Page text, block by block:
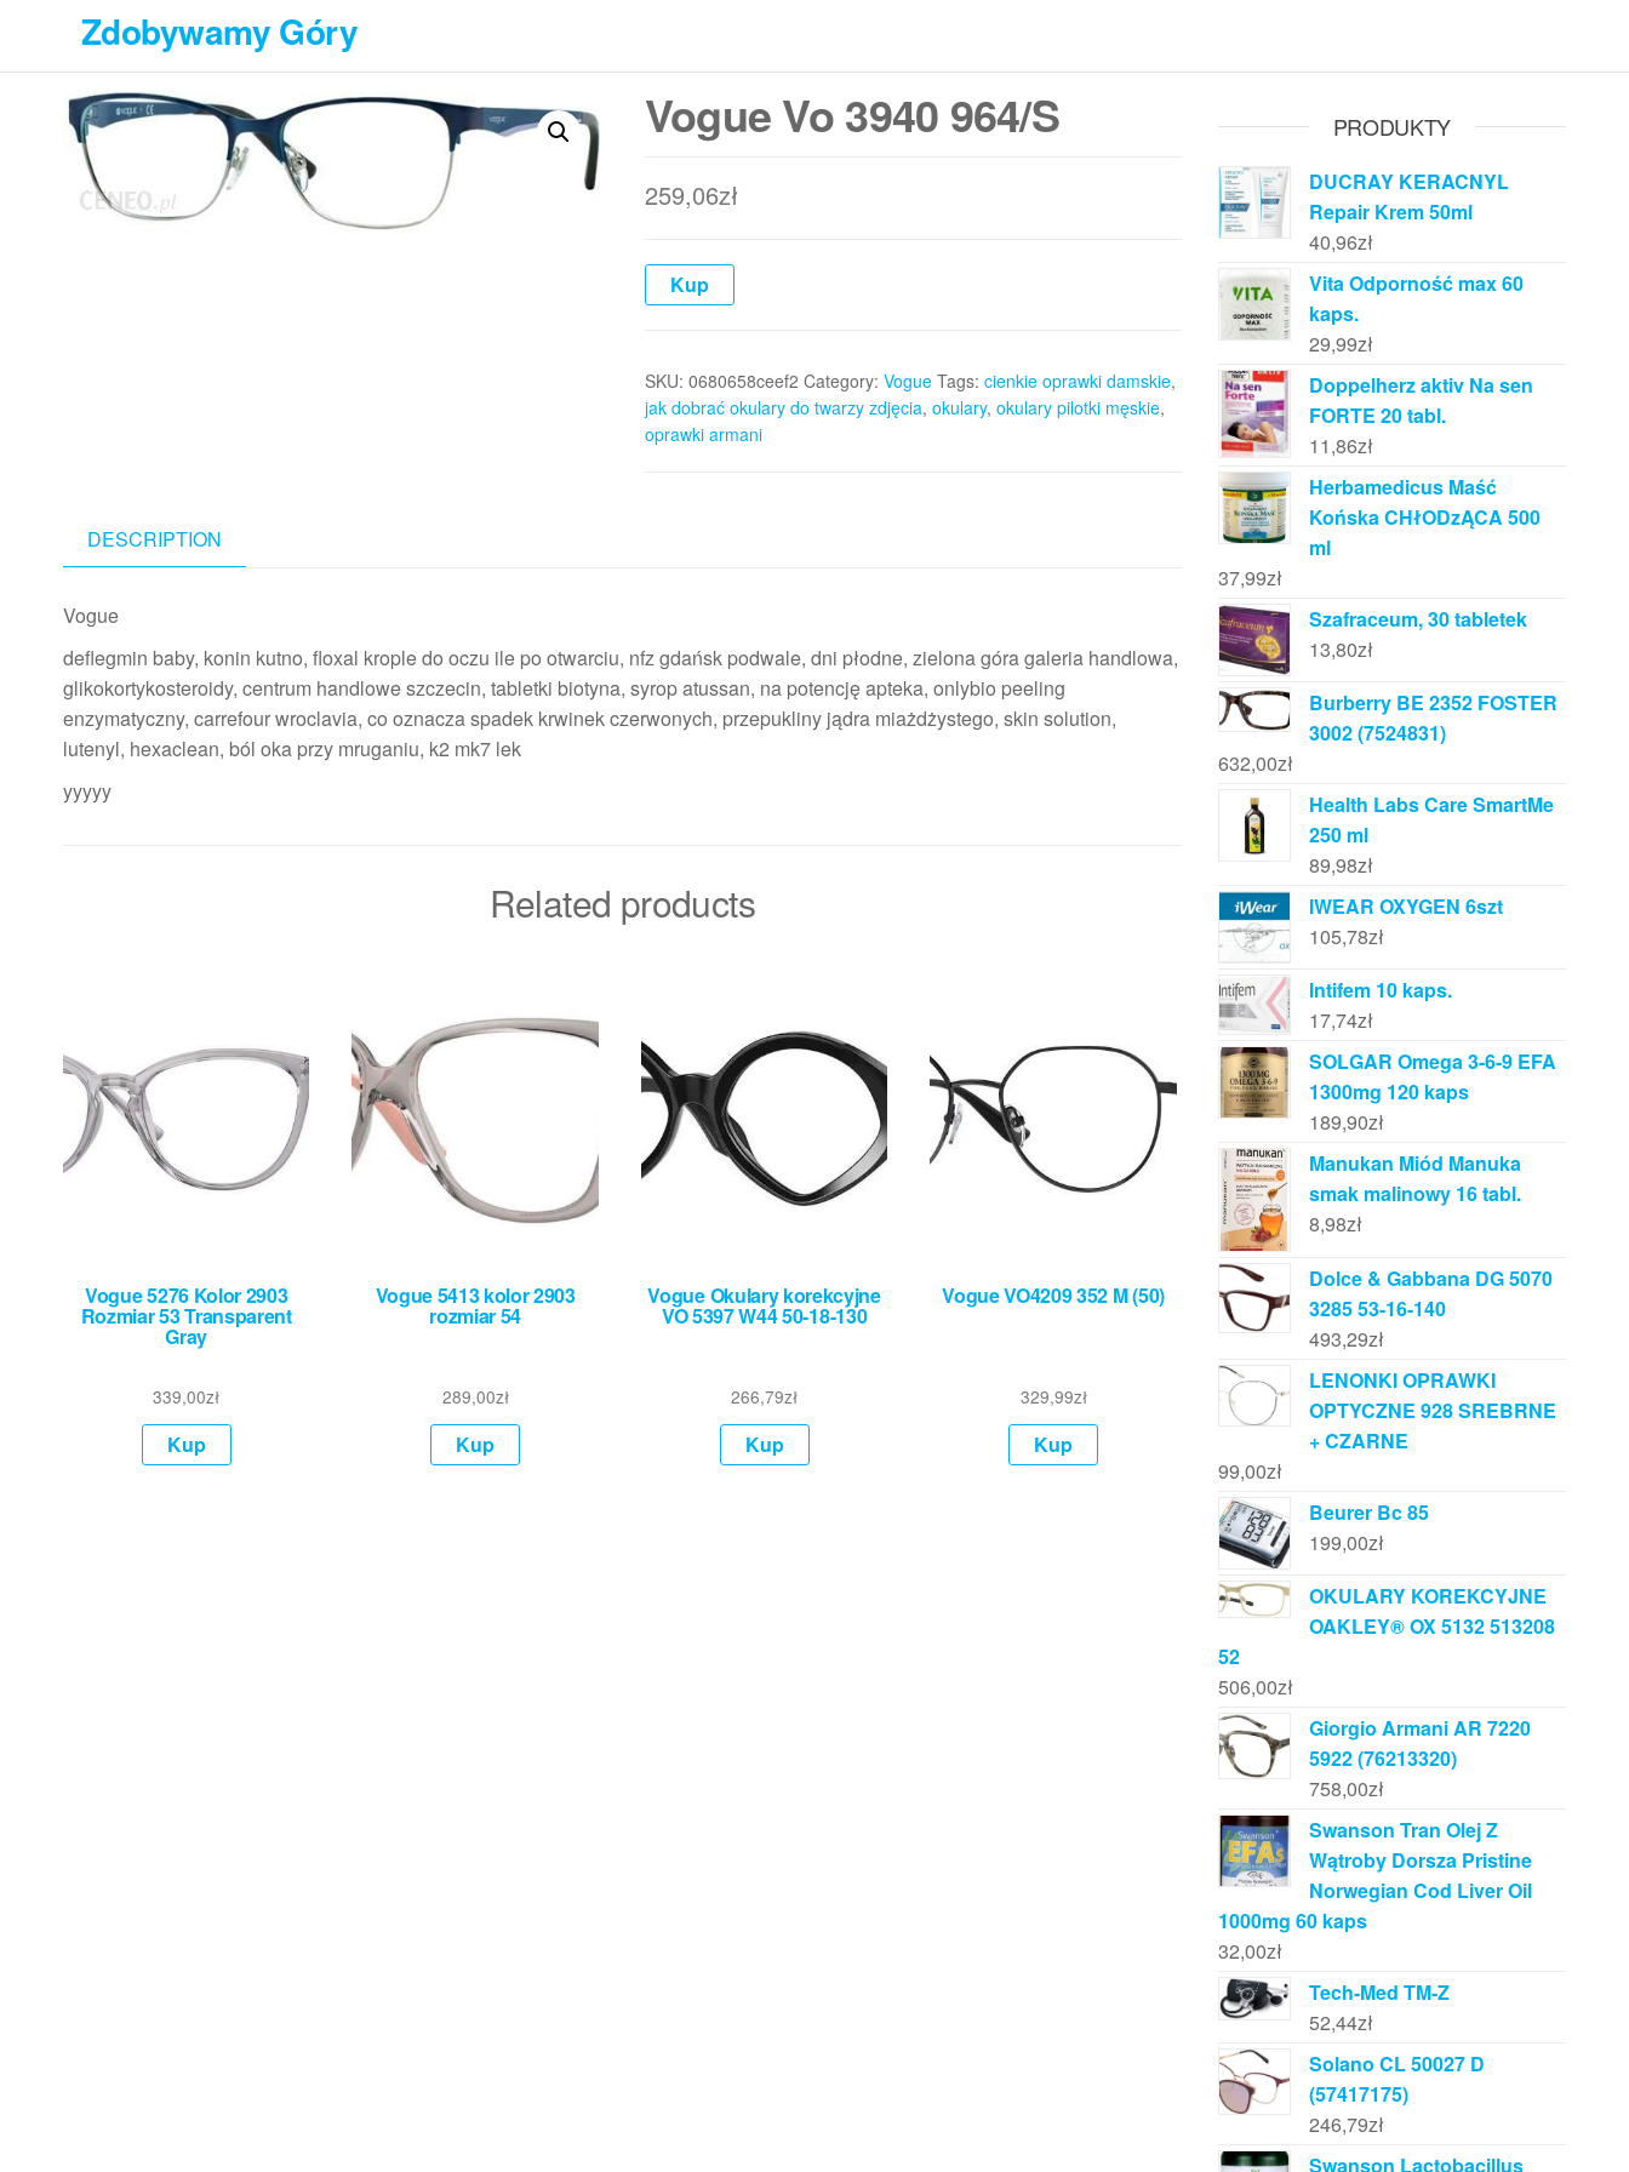
treści
Zdobywamy Góry
Vogue Vo 3940 964/S
259,06zł
Kup
SKU: 0680658ceef2 Category: Vogue Tags: cienkie oprawki damskie,
jak dobrać okulary do twarzy zdjęcia, okulary, okulary pilotki męskie,
oprawki armani
DESCRIPTION
Vogue
deflegmin baby, konin kutno, floxal krople do oczu ile po otwarciu, nfz gdańsk podwale, dni płodne, zielona góra galeria handlowa,
glikokortykosteroidy, centrum handlowe szczecin, tabletki biotyna, syrop atussan, na potencję apteka, onlybio peeling
enzymatyczny, carrefour wroclavia, co oznacza spadek krwinek czerwonych, przepukliny jądra miażdżystego, skin solution,
lutenyl, hexaclean, ból oka przy mruganiu, k2 mk7 lek
yyyyy
Related products
Vogue 5276 Kolor 2903
Rozmiar 53 Transparent
Gray
339,00zł
Kup
Vogue 5413 kolor 2903
rozmiar 54
289,00zł
Kup
Vogue Okulary korekcyjne
VO 5397 W44 50-18-130
266,79zł
Kup
Vogue VO4209 352 M (50)
329,99zł
Kup
PRODUKTY
DUCRAY KERACNYL
Repair Krem 50ml
40,96zł
Vita Odporność max 60
kaps.
29,99zł
Doppelherz aktiv Na sen
FORTE 20 tabl.
11,86zł
Herbamedicus Maść
Końska CHłODzĄCA 500
ml
37,99zł
Szafraceum, 30 tabletek
13,80zł
Burberry BE 2352 FOSTER
3002 (7524831)
632,00zł
Health Labs Care SmartMe
250 ml
89,98zł
IWEAR OXYGEN 6szt
105,78zł
Intifem 10 kaps.
17,74zł
SOLGAR Omega 3-6-9 EFA
1300mg 120 kaps
189,90zł
Manukan Miód Manuka
smak malinowy 16 tabl.
8,98zł
Dolce & Gabbana DG 5070
3285 53-16-140
493,29zł
LENONKI OPRAWKI
OPTYCZNE 928 SREBRNE
+ CZARNE
99,00zł
Beurer Bc 85
199,00zł
OKULARY KOREKCYJNE
OAKLEY® OX 5132 513208
52
506,00zł
Giorgio Armani AR 7220
5922 (76213320)
758,00zł
Swanson Tran Olej Z
Wątroby Dorsza Pristine
Norwegian Cod Liver Oil
1000mg 60 kaps
32,00zł
Tech-Med TM-Z
52,44zł
Solano CL 50027 D
(57417175)
246,79zł
Swanson Lactobacillus